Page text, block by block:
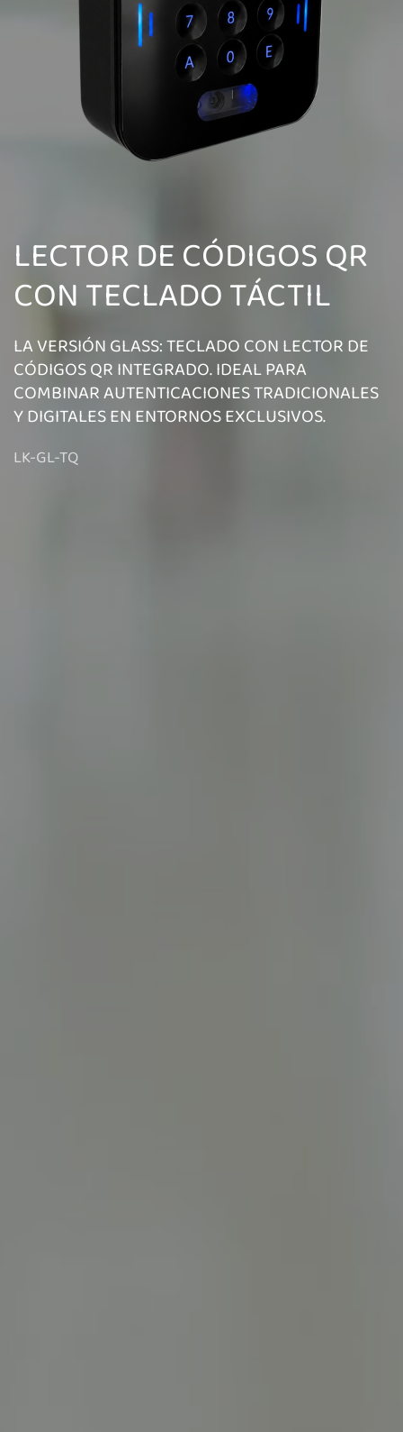
LECTOR DE CÓDIGOS QR
CON TECLADO TÁCTIL
LA VERSIÓN GLASS: TECLADO CON LECTOR DE
CÓDIGOS QR INTEGRADO. IDEAL PARA
COMBINAR AUTENTICACIONES TRADICIONALES
Y DIGITALES EN ENTORNOS EXCLUSIVOS.
LK-GL-TQ